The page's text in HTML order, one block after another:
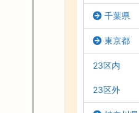
千葉県
東京都
23区内
23区外